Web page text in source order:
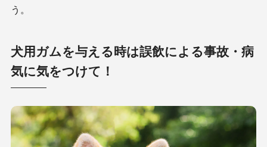
う。
犬用ガムを与える時は誤飲による事故・病
気に気をつけて！